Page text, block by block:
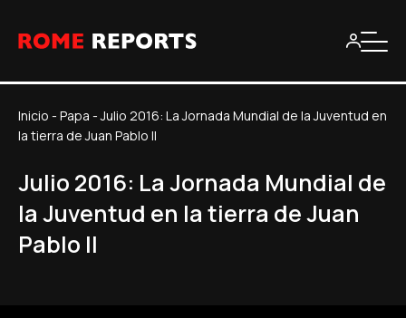
Inicio - Papa -Julio 2016: La Jornada Mundial de la Juventud en
la tierra de Juan Pablo II
Julio 2016: La Jornada Mundial de
la Juventud en la tierra de Juan
Pablo II